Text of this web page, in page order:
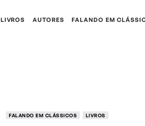
LIVROS AUTORES FALANDO EM
FALANDO EM CLÁSSICOS LIVROS